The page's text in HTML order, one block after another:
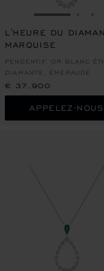
ALLER À LA
L'HEURE DU
MARQUISE
PENDENTIF, OR BLANC
DIAMANTS, ÉMERAUDE
€ 37,900
APPELEZ-NOUS